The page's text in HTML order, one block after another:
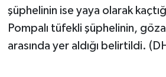
şüphelinin ise yaya olarak
Pompalı tüfekli şüphelinin,
arasında yer aldığı belirtildi.